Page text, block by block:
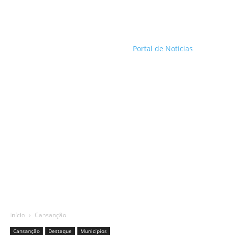
Portal de Notícias
Início Cansanção
Cansanção Destaque Municípios